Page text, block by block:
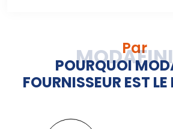
Par
POURQUOI
FOURNISSEUR EST LE